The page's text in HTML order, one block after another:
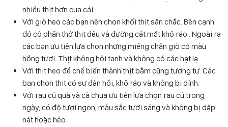
nhiều thịt hơn cua cái
Với giò heo các bạn nên chọn khối thịt săn chắc. Bên cạnh
đó có phần thớ thịt đều và đường cắt mặt khô ráo . Ngoài ra
các bạn ưu tiên lựa chọn những miếng chân giò có màu
hồng tươi. Thịt không hôi tanh và không có các hạt lạ.
Với thịt heo để chế biến thành thịt bằm cũng tương tự. Các
bạn chọn thịt có sự đàn hồi, khô ráo và không bị dính.
Với rau củ quà và cà chua ưu tiên lựa chọn rau củ trong
ngày, có độ tươi ngon, màu sắc tươi sáng và không bị dập
nát hoặc héo.